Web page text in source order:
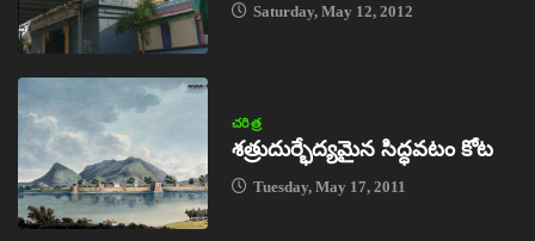
Saturday, May 12, 2012
చరిత్ర
శత్రుదుర్భేద్యమైన సిద్ధవటం కోట
Tuesday, May 17, 2011